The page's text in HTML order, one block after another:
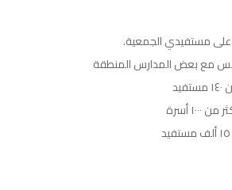
على مستفيدي الجمعية.
مع بعض المدارس المنطقة
أسرة